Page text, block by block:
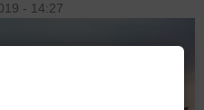
- 14:27